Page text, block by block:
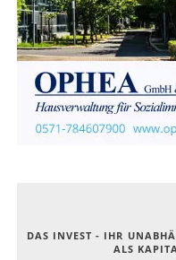
DAS INVEST - IHR
ALS